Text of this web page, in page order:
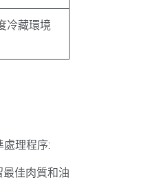
冷藏環境
理程序:
佳肉質和油